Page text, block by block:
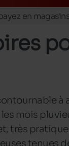
en
dés 39€ d'achats
à
mois
très
tenues